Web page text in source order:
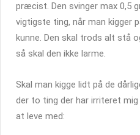
præcist. Den svinger max 0,5
vigtigste ting, når man kigger
kunne. Den skal trods alt stå
så skal den ikke larme.
Skal man kigge lidt på de
der to ting der har irriteret
at leve med: